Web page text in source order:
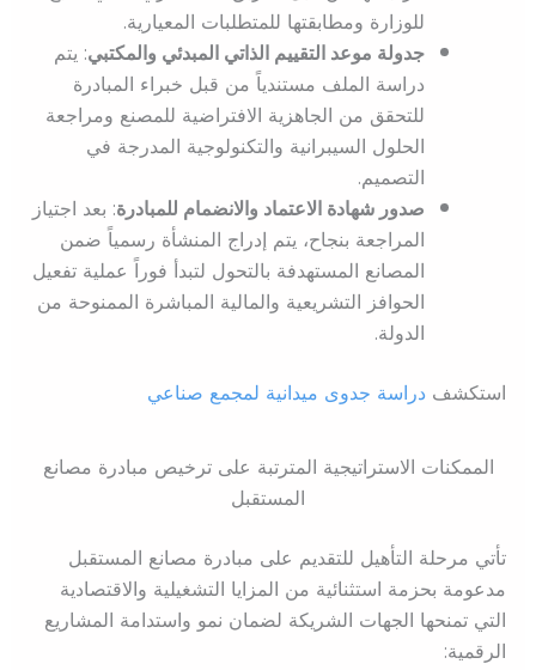
للوزارة ومطابقتها للمتطلبات المعيارية.
جدولة موعد التقييم الذاتي المبدئي والمكتبي: يتم
دراسة الملف مستندياً من قبل خبراء المبادرة
للتحقق من الجاهزية الافتراضية للمصنع ومراجعة
الحلول السيبرانية والتكنولوجية المدرجة في
التصميم.
صدور شهادة الاعتماد والانضمام للمبادرة: بعد اجتياز
المراجعة بنجاح، يتم إدراج المنشأة رسمياً ضمن
المصانع المستهدفة بالتحول لتبدأ فوراً عملية تفعيل
الحوافز التشريعية والمالية المباشرة الممنوحة من
الدولة.
استكشف دراسة جدوى ميدانية لمجمع صناعي
الممكنات الاستراتيجية المترتبة على ترخيص مبادرة مصانع
المستقبل
تأتي مرحلة التأهيل للتقديم على مبادرة مصانع المستقبل
مدعومة بحزمة استثنائية من المزايا التشغيلية والاقتصادية
التي تمنحها الجهات الشريكة لضمان نمو واستدامة المشاريع
الرقمية: